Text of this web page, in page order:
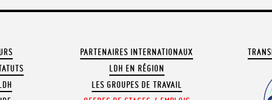
PARTENAIRES INTERNATIONAUX
LDH EN RÉGION
LES GROUPES DE TRAVAIL